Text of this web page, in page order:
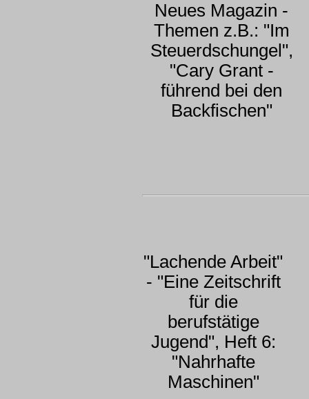
Neues Magazin -
Themen z.B.: "Im
Steuerdschungel",
"Cary Grant -
führend bei den
Backfischen"
"Lachende Arbeit"
- "Eine Zeitschrift
für die
berufstätige
Jugend", Heft 6:
"Nahrhafte
Maschinen"